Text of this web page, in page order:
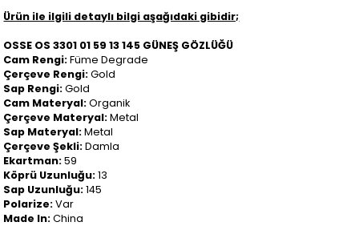
Ürün ile ilgili detaylı bilgi aşağıdaki gibidir;
OSSE OS 3301 01 59 13 145 GÜNEŞ GÖZLÜĞÜ
Cam Rengi:Füme Degrade
Çerçeve Rengi:Gold
Sap Rengi:Gold
Cam Materyal:Organik
Çerçeve Materyal:Metal
Sap Materyal:Metal
Çerçeve Şekli:Damla
Ekartman:59
Köprü Uzunluğu:13
Sap Uzunluğu:145
Polarize:Var
Made In:China